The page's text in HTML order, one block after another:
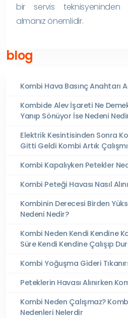
bir servis teknisyeninden
almanız önemlidir.
blog
Kombi Hava Basınç Anahtarı
Kombide Alev İşareti Ne
Yanıp Sönüyor İse Nedeni
Elektrik Kesintisinden Sonra
Gitti Geldi Kombi Artık
Kombi Kapalıyken Petekler
Kombi Peteği Havası Nasıl
Kombinin Derecesi Birden
Nedeni Nedir?
Kombi Neden Kendi Kendine
Süre Kendi Kendine Çalışıp
Kombi Yoğuşma Gideri
Peteklerin Havası Alınırken
Kombi Neden Çalışmaz?
Nedenleri Nelerdir